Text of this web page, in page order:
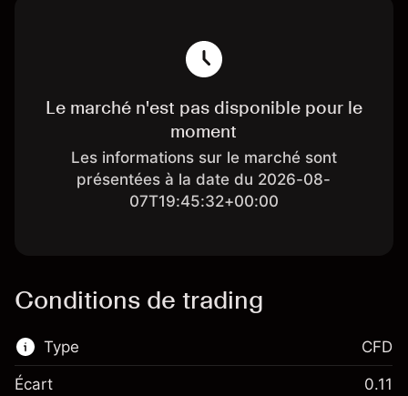
Le marché n'est pas disponible pour le
moment
Les informations sur le marché sont
présentées à la date du 2026-08-
07T19:45:32+00:00
Conditions de trading
Type CFD
Écart 0.11